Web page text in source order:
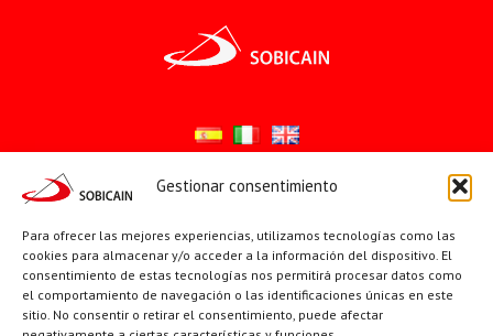
Gestionar consentimiento
Para ofrecer las mejores experiencias, utilizamos tecnologías como las
cookies para almacenar y/o acceder a la información del dispositivo. El
consentimiento de estas tecnologías nos permitirá procesar datos como
el comportamiento de navegación o las identificaciones únicas en este
sitio. No consentir o retirar el consentimiento, puede afectar
YouTube
X Facebook
PÁGINAS INSTITUCIONALES